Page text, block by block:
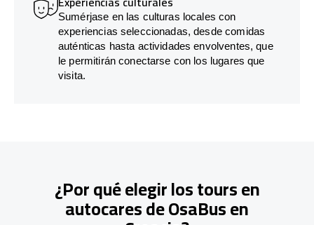
Sumérjase en las culturas locales con
experiencias seleccionadas, desde comidas
auténticas hasta actividades envolventes, que
le permitirán conectarse con los lugares que
visita.
¿Por qué elegir los tours en
autocares de OsaBus en